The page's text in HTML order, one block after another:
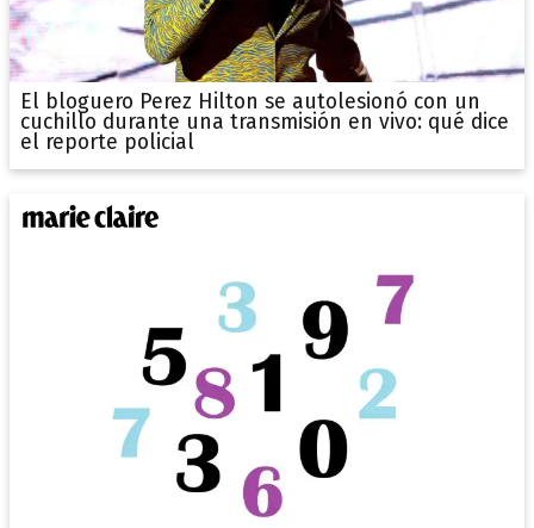
El bloguero Perez Hilton se autolesionó con un
cuchillo durante una transmisión en vivo: qué dice
el reporte policial